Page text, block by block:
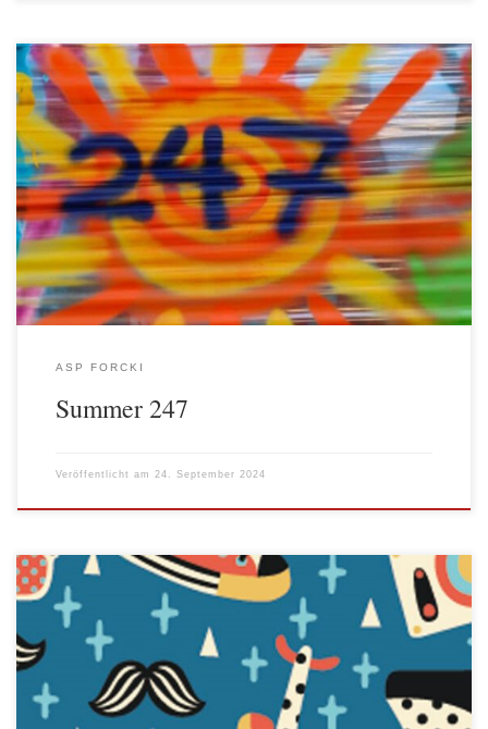
Am 31. August 2024 verwandelte sich der Vorplatz des ASP Forcki
in ein lebendiges Festgelände als die alljährliche Veranstaltung
Summer 247, gemeinsam organsiert durch ASP Forcki, Jugendclub
Liebig 19, Gangway, Jugendclub Feuerwache, Jugendhaus E-Lok,
Jugendclub Skandal und Jugendclub Koca, erneut zum Leben
erweckt wurde. Wie jedes Jahr lockte das bunte […]
ASP FORCKI
Summer 247
Veröffentlicht am 24. September 2024
Die wohlverdienten Schulferien stehen vor der Tür, freie Zeit, Zeit
zum Verreisen, Zeit für Abenteuer, für Sport und Spiel … Für
Alle, die zu Hause bleiben. bieten die Jugendeinrichtungen der
AWO Spree-Wuhle ein vielfältiges Angebot. Auf dem ASP Forcki